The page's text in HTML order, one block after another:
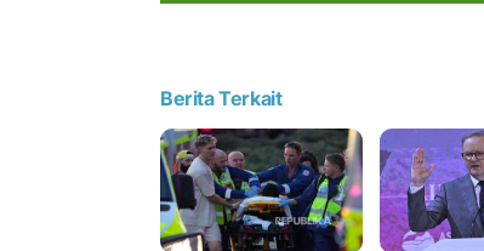
Berita Terkait